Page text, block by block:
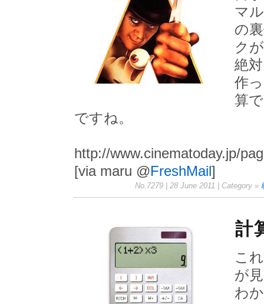
マ
の
ク
絶
作
算
ですね。
http://www.cinematoday.jp/
[via maru @FreshMail]
No.7279 | 28 June 2011 | Category »
計
こ
が
わ